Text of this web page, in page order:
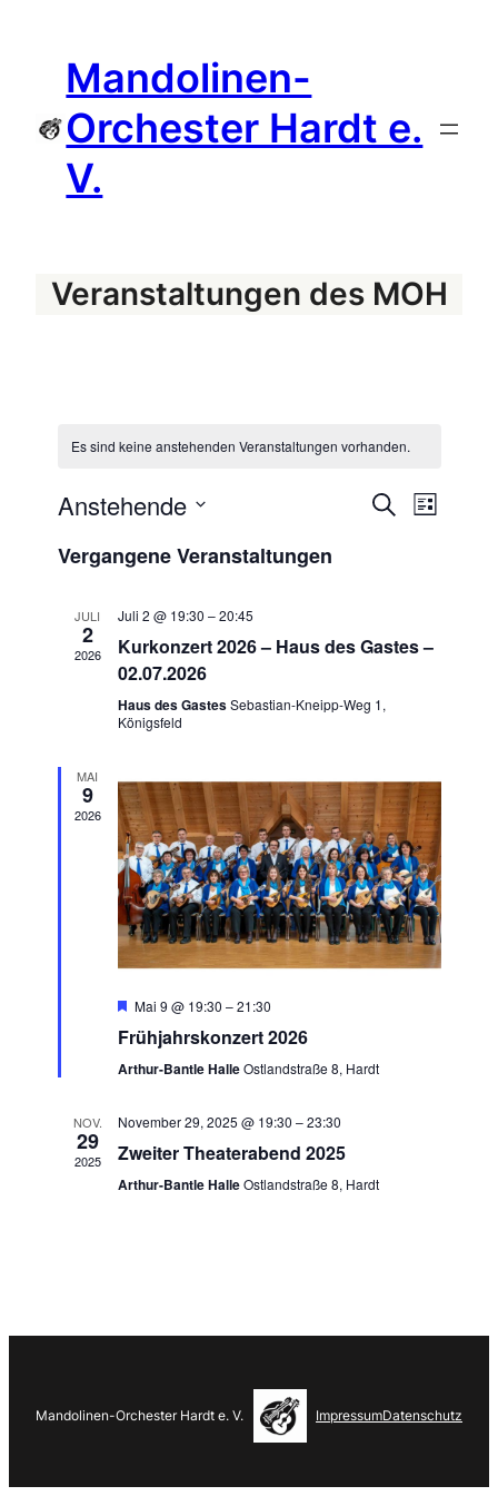
Mandolinen-
Orchester Hardt e.
V.
Veranstaltungen des MOH
Es sind keine anstehenden Veranstaltungen vorhanden.
SucheListe
Anstehende
wählen.
Vergangene Veranstaltungen
JULI
2
2026
Juli 2 @ 19:30 –20:45
Kurkonzert 2026 – Haus des Gastes –
02.07.2026
Haus des GastesSebastian-Kneipp-Weg 1,
Königsfeld
MAI
9
2026
Empfohlen
Mai 9 @ 19:30 –21:30
Frühjahrskonzert 2026
Arthur-Bantle HalleOstlandstraße 8, Hardt
NOV.
29
2025
November 29, 2025 @ 19:30 –23:30
Zweiter Theaterabend 2025
Arthur-Bantle HalleOstlandstraße 8, Hardt
Mandolinen-Orchester Hardt e. V. ImpressumDatenschutz